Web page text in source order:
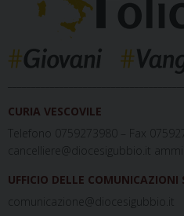
CURIA VESCOVILE
Telefono 0759273980 – Fax
cancelliere@diocesigubbio.it
UFFICIO DELLE COMUNICAZIONI
comunicazione@diocesigubbio.it